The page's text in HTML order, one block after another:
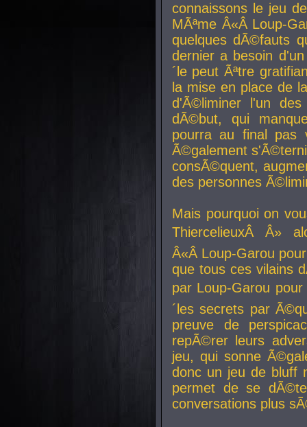
connaissons le jeu
MÃªme Â«Â Loup-
quelques dÃ©fauts
dernier a besoin
´le peut Ãªtre
la mise en place de
d'Ã©liminer l'un
dÃ©but, qui
pourra au final pas
Ã©galement
consÃ©quent,
des personnes
Mais pourquoi on
ThiercelieuxÂ Â»
Â«Â Loup-Garou
que tous ces vilains
par Loup-Garou
´les secrets par
preuve de
repÃ©rer leurs
jeu, qui sonne
donc un jeu de bluff
permet de se
conversations plus